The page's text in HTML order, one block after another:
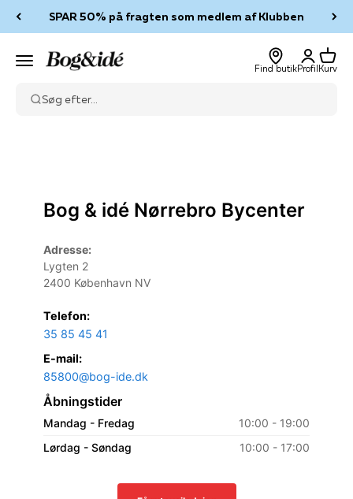
SPAR 50% på fragten som medlem af Klubben
Menu Bog & idé
Find butik
Log ind
Profil
Kurv
Kurv
Søg efter...
Bog & idé Nørrebro Bycenter
Adresse:
Lygten 2
2400 København NV
Telefon:
35 85 45 41
E-mail:
85800@bog-ide.dk
Åbningstider
Mandag - Fredag
10:00 - 19:00
Lørdag - Søndag
10:00 - 17:00